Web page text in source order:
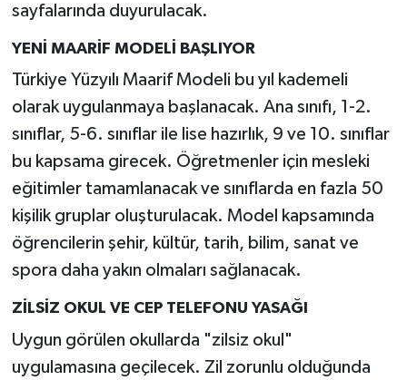
sayfalarında duyurulacak.
YENİ MAARİF MODELİ BAŞLIYOR
Türkiye Yüzyılı Maarif Modeli bu yıl kademeli
olarak uygulanmaya başlanacak. Ana sınıfı, 1-2.
sınıflar, 5-6. sınıflar ile lise hazırlık, 9 ve 10. sınıflar
bu kapsama girecek. Öğretmenler için mesleki
eğitimler tamamlanacak ve sınıflarda en fazla 50
kişilik gruplar oluşturulacak. Model kapsamında
öğrencilerin şehir, kültür, tarih, bilim, sanat ve
spora daha yakın olmaları sağlanacak.
ZİLSİZ OKUL VE CEP TELEFONU YASAĞI
Uygun görülen okullarda "zilsiz okul"
uygulamasına geçilecek. Zil zorunlu olduğunda